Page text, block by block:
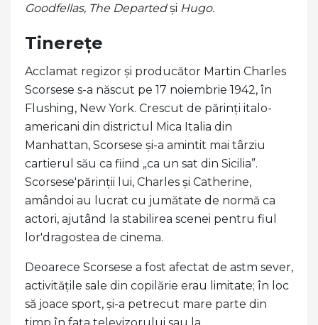
Goodfellas, The Departedși Hugo.
Tinerețe
Acclamat regizor și producător Martin Charles
Scorsese s-a născut pe 17 noiembrie 1942, în
Flushing, New York. Crescut de părinți italo-
americani din districtul Mica Italia din
Manhattan, Scorsese și-a amintit mai târziu
cartierul său ca fiind „ca un sat din Sicilia”.
Scorsese'părinții lui, Charles și Catherine,
amândoi au lucrat cu jumătate de normă ca
actori, ajutând la stabilirea scenei pentru fiul
lor'dragostea de cinema.
Deoarece Scorsese a fost afectat de astm sever,
activitățile sale din copilărie erau limitate; în loc
să joace sport, și-a petrecut mare parte din